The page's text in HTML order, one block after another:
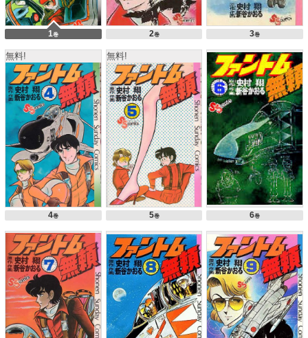
1巻 2巻 3巻
無料!
4巻
無料!
5巻 6巻